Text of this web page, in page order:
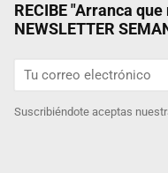
RECIBE "Arranca
NEWSLETTER
Suscribiéndote aceptas